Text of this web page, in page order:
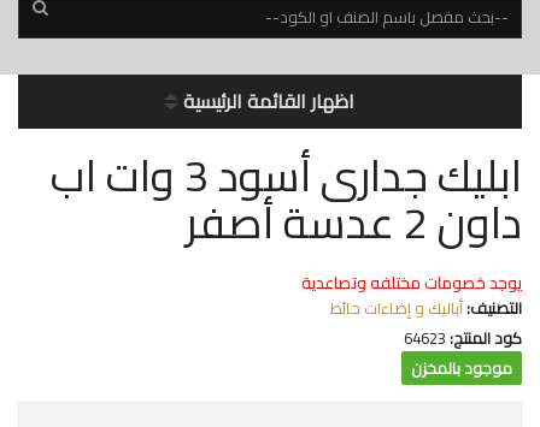
اظهار القائمة الرئيسية
ابليك جدارى أسود 3 وات اب
داون 2 عدسة أصفر
يوجد خصومات مختلفه وتصاعدية
التصنيف:أباليك و إضاءات حائط
كود المنتج:64623
موجود بالمخزن